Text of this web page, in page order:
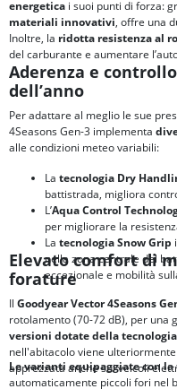
energetica i suoi punti di forza:
materiali innovativi, offre una
Inoltre, la ridotta resistenza al
del carburante e aumentare
Aderenza e
dell’anno
Per adattare al meglio le sue
4Seasons Gen-3 implementa
alle condizioni meteo variabili:
La tecnologia Dry
battistrada, migliora
L’Aqua Control
per migliorare la
La tecnologia Snow Grip
nella zona centrale del
eccezionale e mobilità
Elevato comfort di
forature
Il Goodyear Vector 4Seasons
rotolamento (70-72 dB), per una
versioni dotate della
nell'abitacolo viene
apprezzata anche sui veicoli
Le varianti equipaggiate con la
automaticamente piccoli fori nel